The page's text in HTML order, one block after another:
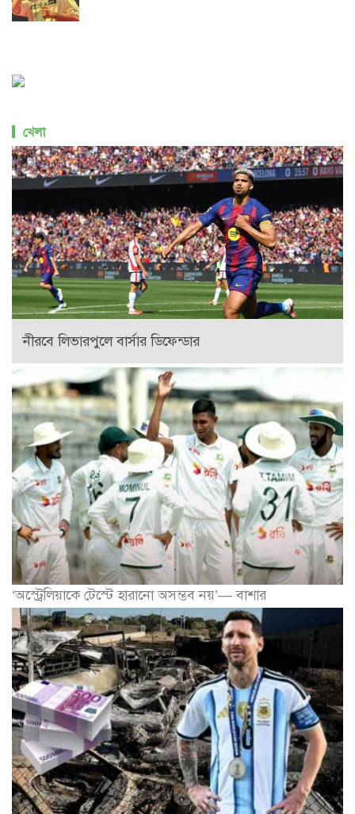
খেলা
নীরবে লিভারপুলে বার্সার ডিফেন্ডার
‘অস্ট্রেলিয়াকে টেস্টে হারানো অসম্ভব নয়’— বাশার